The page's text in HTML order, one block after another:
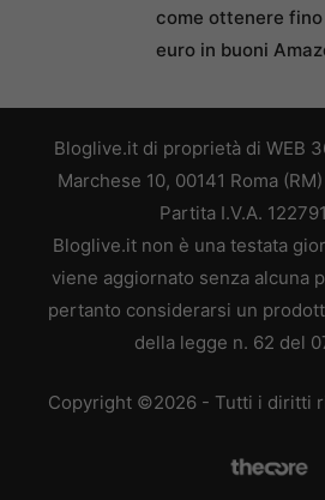
come ottenere
euro in buoni
Bloglive.it di proprietà di WEB
Marchese 10, 00141 Roma
Partita I.V.A.
Bloglive.it non è una testata
viene aggiornato senza alcuna
pertanto considerarsi un
della legge n. 62 del
Copyright ©2026 - Tutti i diritti